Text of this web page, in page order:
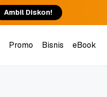
Ambil Diskon!
Promo
Bisnis
eBook